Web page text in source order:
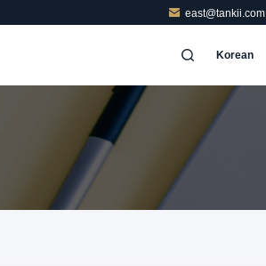
east@tankii.com
Korean